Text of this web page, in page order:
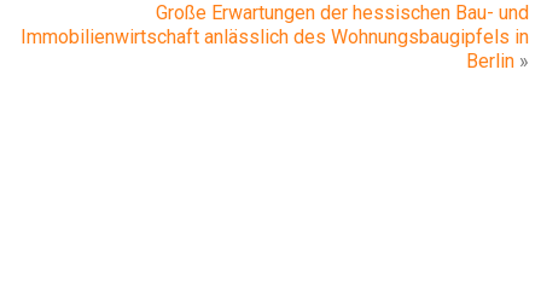
Große Erwartungen der hessischen Bau- und
Immobilienwirtschaft anlässlich des Wohnungsbaugipfels in
Berlin »